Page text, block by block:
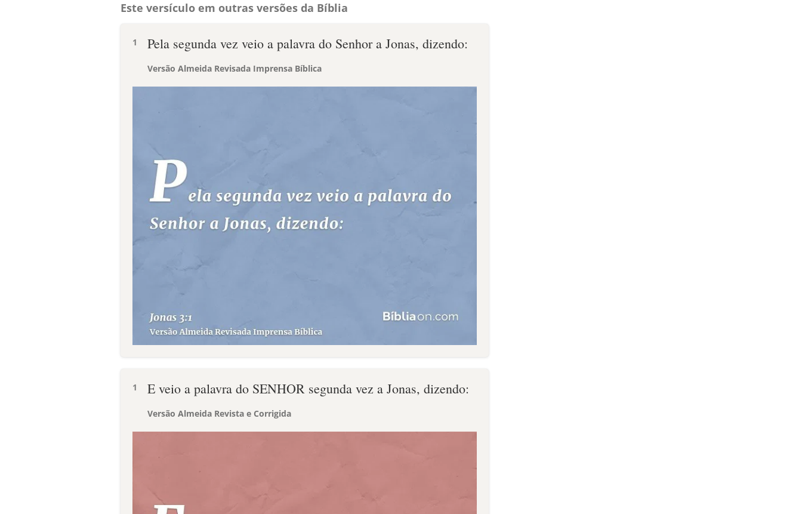
Este versículo em outras versões da Bíblia
1 Pela segunda vez veio a palavra do Senhor a Jonas, dizendo:
Versão Almeida Revisada Imprensa Bíblica
1 E veio a palavra do SENHOR segunda vez a Jonas, dizendo:
Versão Almeida Revista e Corrigida